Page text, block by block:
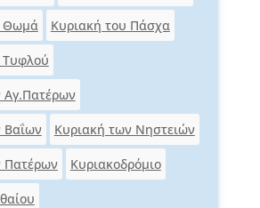
Θωμά Κυριακή του Πάσχα
Τυφλού
Αγ.Πατέρων
Βαΐων Κυριακή των Νηστειών
Πατέρων Κυριακοδρόμιο